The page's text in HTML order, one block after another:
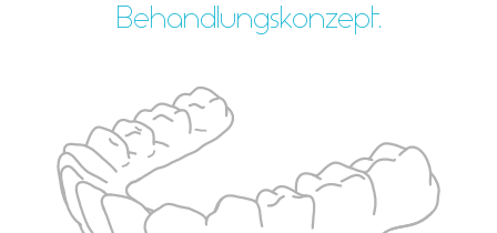
Behandlungskonzept.